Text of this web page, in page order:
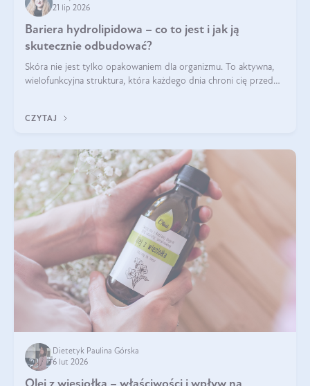
21 lip 2026
Bariera hydrolipidowa – co to jest i jak ją
skutecznie odbudować?
Skóra nie jest tylko opakowaniem dla organizmu. To aktywna,
wielofunkcyjna struktura, która każdego dnia chroni cię przed
bariera hydrolipidowa.
CZYTAJ
Dietetyk Paulina Górska
6 lut 2026